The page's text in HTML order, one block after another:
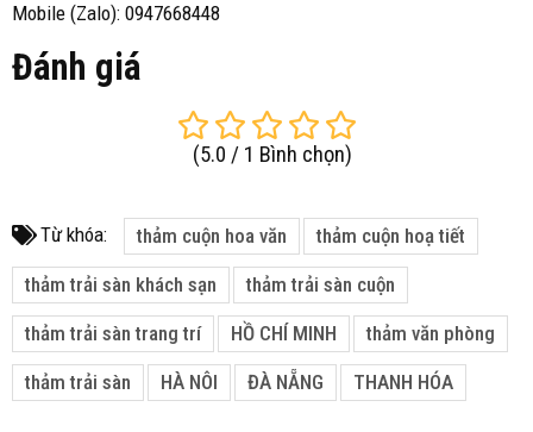
Mobile (Zalo): 0947668448
Đánh giá
(5.0 / 1 Bình chọn)
Từ khóa: thảm cuộn hoa văn thảm cuộn hoạ tiết
thảm trải sàn khách sạn thảm trải sàn cuộn
thảm trải sàn trang trí HỒ CHÍ MINH thảm văn phòng
thảm trải sàn HÀ NÔI ĐÀ NẴNG THANH HÓA